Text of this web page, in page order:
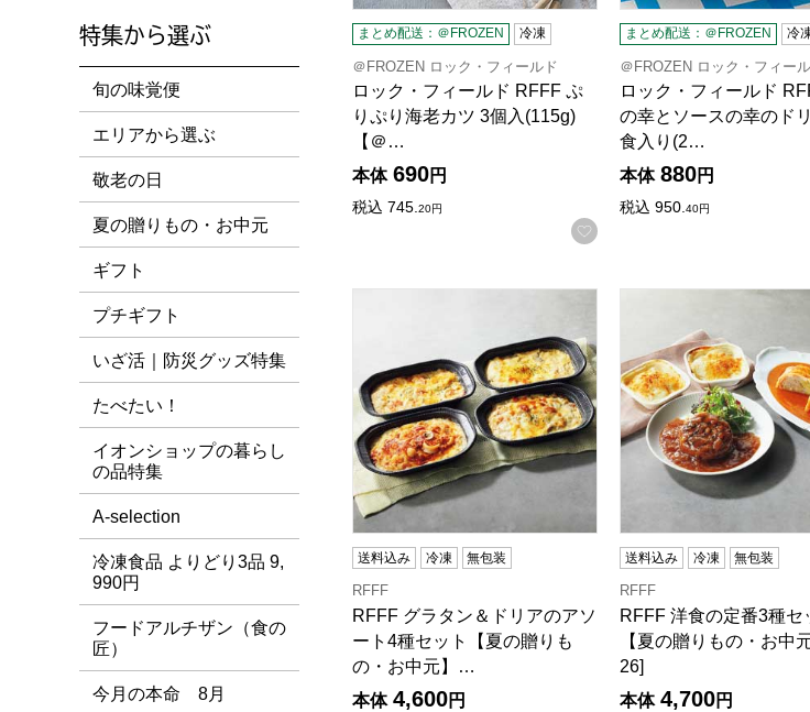
まとめ配送：＠FROZEN 冷凍
＠FROZEN ロック・フィールド
ロック・フィールド RFFF ぷ
りぷり海老カツ 3個入(115g)
【＠…
本体 690円
税込 745.20円
お気に入りに登録する
まとめ配送：＠FROZEN 冷
＠FROZEN ロック・フィー
ロック・フィールド
の幸とソースの幸のド
食入り(2…
本体 880円
税込 950.40円
RFFF グラタン＆ドリアのアソート4種セット【夏の贈り
送料込み 冷凍 無包装
RFFF
RFFF グラタン＆ドリアのアソ
ート4種セット【夏の贈りも
の・お中元】…
本体 4,600円
RFFF 洋食の定番3種
送料込み 冷凍 無包装
RFFF
RFFF 洋食の定番3種セ
【夏の贈りもの・お中
26]
本体 4,700円
特集から選ぶ
旬の味覚便
エリアから選ぶ
敬老の日
夏の贈りもの・お中元
ギフト
プチギフト
いざ活｜防災グッズ特集
たべたい！
イオンショップの暮らし
の品特集
A-selection
冷凍食品 よりどり3品 9,
990円
フードアルチザン（食の
匠）
今月の本命 8月